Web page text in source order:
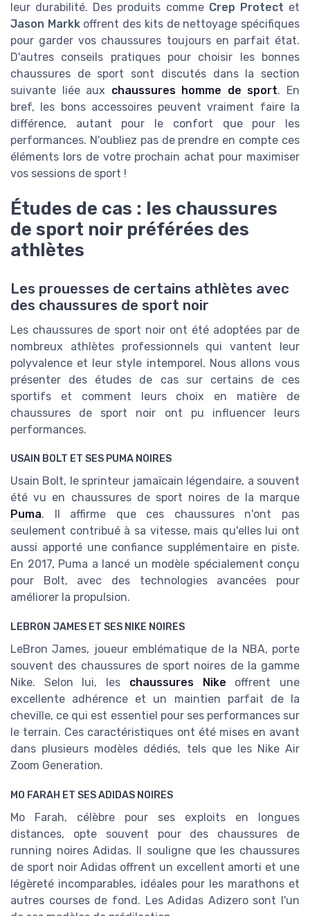
leur durabilité. Des produits comme Crep Protect et
Jason Markkoffrent des kits de nettoyage spécifiques
pour garder vos chaussures toujours en parfait état.
D'autres conseils pratiques pour choisir les bonnes
chaussures de sport sont discutés dans la section
suivante liée aux chaussures homme de sport. En
bref, les bons accessoires peuvent vraiment faire la
différence, autant pour le confort que pour les
performances. N'oubliez pas de prendre en compte ces
éléments lors de votre prochain achat pour maximiser
vos sessions de sport !
Études de cas : les chaussures
de sport noir préférées des
athlètes
Les prouesses de certains athlètes avec
des chaussures de sport noir
Les chaussures de sport noir ont été adoptées par de
nombreux athlètes professionnels qui vantent leur
polyvalence et leur style intemporel. Nous allons vous
présenter des études de cas sur certains de ces
sportifs et comment leurs choix en matière de
chaussures de sport noir ont pu influencer leurs
performances.
USAIN BOLT ET SES PUMA NOIRES
Usain Bolt, le sprinteur jamaïcain légendaire, a souvent
été vu en chaussures de sport noires de la marque
Puma. Il affirme que ces chaussures n'ont pas
seulement contribué à sa vitesse, mais qu'elles lui ont
aussi apporté une confiance supplémentaire en piste.
En 2017, Puma a lancé un modèle spécialement conçu
pour Bolt, avec des technologies avancées pour
améliorer la propulsion.
LEBRON JAMES ET SES NIKE NOIRES
LeBron James, joueur emblématique de la NBA, porte
souvent des chaussures de sport noires de la gamme
Nike. Selon lui, les chaussures Nike offrent une
excellente adhérence et un maintien parfait de la
cheville, ce qui est essentiel pour ses performances sur
le terrain. Ces caractéristiques ont été mises en avant
dans plusieurs modèles dédiés, tels que les Nike Air
Zoom Generation.
MO FARAH ET SES ADIDAS NOIRES
Mo Farah, célèbre pour ses exploits en longues
distances, opte souvent pour des chaussures de
running noires Adidas. Il souligne que les chaussures
de sport noir Adidas offrent un excellent amorti et une
légèreté incomparables, idéales pour les marathons et
autres courses de fond. Les Adidas Adizero sont l'un